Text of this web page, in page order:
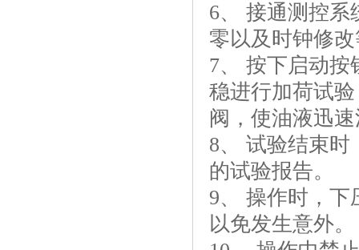
6、 接通测控
零以及时钟修
7、 按下启动
稳进行加荷试
阀，使油液迅
8、 试验结束时
的试验报告。
9、 操作时，下
以免发生意外。